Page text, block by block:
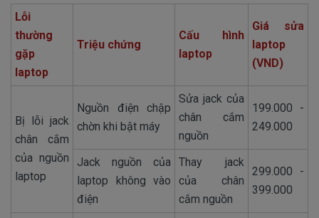
Lỗi
thường
gặp
laptop
Triệu chứng
Cấu hình
laptop
Giá sửa
laptop
(VND)
Bị lỗi jack
chân cắm
của nguồn
laptop
Nguồn điện chập
chờn khi bật máy
Sửa jack của
chân cắm
nguồn
199.000 -
249.000
Jack nguồn của
laptop không vào
điện
Thay jack
của chân
cắm nguồn
299.000 -
399.000